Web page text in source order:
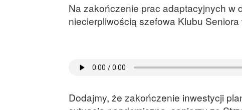
Na zakończenie prac adaptacyjnych w
niecierpliwością szefowa Klubu
Dodajmy, że zakończenie inwestycji